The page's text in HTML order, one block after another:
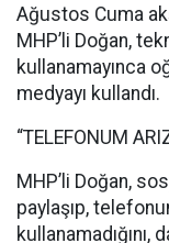
Ağustos Cuma
MHP’li Doğan,
kullanamayınca
medyayı kullandı.
“TELEFONUM
MHP’li Doğan,
paylaşıp,